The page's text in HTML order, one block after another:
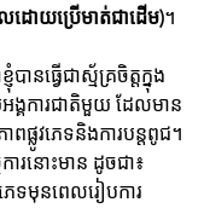
ដោយប្រើមាត់ជាដើម)។
ានធ្វើជាស្ម័គ្រចិត្តក្នុង
ង្គការជាតិមួយ ដែលមាន
ផ្លូវភេទនិងការបន្តពូជ។
ារនោះមាន ដូចជា៖
វើការរួមភេទមុនពេលរៀបការ